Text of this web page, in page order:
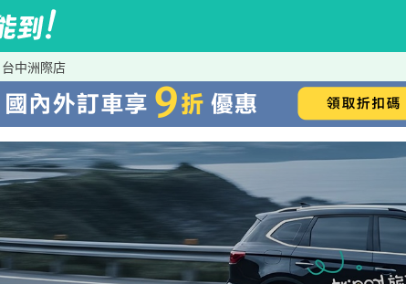
中洲際店